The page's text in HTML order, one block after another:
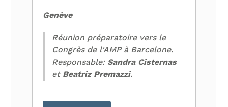
Genève
Réunion préparatoire vers le
Congrès de l'AMP à Barcelone.
Responsable: Sandra Cisternas
etBeatriz Premazzi.